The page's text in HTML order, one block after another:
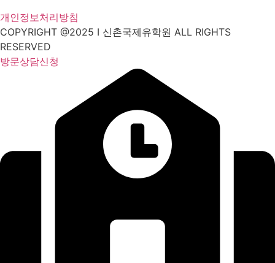
개인정보처리방침
COPYRIGHT @2025 I 신촌국제유학원 ALL RIGHTS
RESERVED
방문상담신청